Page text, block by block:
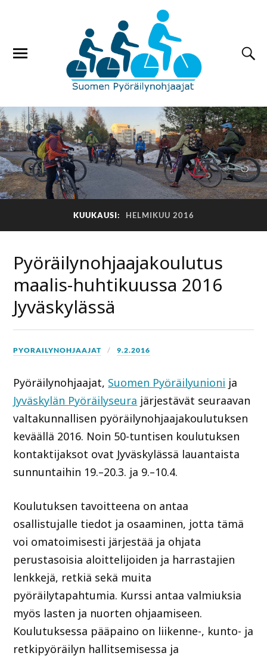
KUUKAUSI: HELMIKUU 2016
Pyöräilynohjaajakoulutus
maalis-huhtikuussa 2016
Jyväskylässä
PYORAILYNOHJAAJAT 9.2.2016
Pyöräilynohjaajat, Suomen Pyöräilyunioni ja
Jyväskylän Pyöräilyseura järjestävät seuraavan
valtakunnallisen pyöräilynohjaajakoulutuksen
keväällä 2016. Noin 50-tuntisen koulutuksen
kontaktijaksot ovat Jyväskylässä lauantaista
sunnuntaihin 19.–20.3. ja 9.–10.4.
Koulutuksen tavoitteena on antaa
osallistujalle tiedot ja osaaminen, jotta tämä
voi omatoimisesti järjestää ja ohjata
perustasoisia aloittelijoiden ja harrastajien
lenkkejä, retkiä sekä muita
pyöräilytapahtumia. Kurssi antaa valmiuksia
myös lasten ja nuorten ohjaamiseen.
Koulutuksessa pääpaino on liikenne-, kunto- ja
retkipyöräilyn hallitsemisessa ja